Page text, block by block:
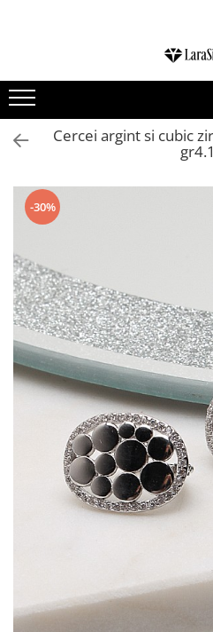
CERCEI ARGINT
BRATARI ARGINT
COLIERE ARGINT
CRUCIULITE SI ICONITE ARGINT
BROSE ARGINT
VERIGHETE ARGINT
BIJUTERII ARGINT PENTRU COPII
BIJUTERII ARGINT PENTRU
INELE ARGINT
marime reglabila
marimea 47
marimea 48
marimea 49
marimea 50
marimea 51
marimea 55
Cercei argint si cubic
gr4.1
-30%